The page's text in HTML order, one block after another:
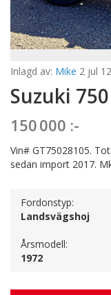
Inlagd av: Mike 2 jul
Suzuki
150 000 :-
Vin# GT75028105.
sedan import 2017.
Fordonstyp:
Landsvägshoj
Årsmodell:
1972